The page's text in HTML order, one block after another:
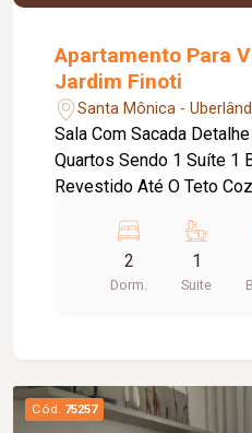
Apartamento Para
Jardim Finoti
Santa Mônica -
Sala Com Sacada
Quartos Sendo 1 Suíte 1
Revestido Até O Teto
2
Dorm.
1
Suite
Cód. 75257